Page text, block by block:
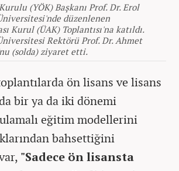
(YÖK) Başkanı Prof. Dr. Erol
düzenlenen
Kurul (ÜAK) Toplantısı'na katıldı.
Rektörü Prof. Dr. Ahmet
(solda) ziyaret etti.
ön lisans ve lisans
bir ya da iki dönemi
eğitim modellerini
bahsettiğini
"Sadece ön lisansta